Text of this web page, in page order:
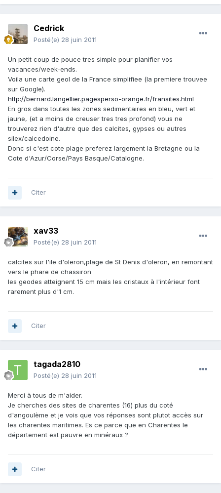
Cedrick
Posté(e) 28 juin 2011
Un petit coup de pouce tres simple pour planifier vos
vacances/week-ends.
Voila une carte geol de la France simplifiee (la premiere trouvee
sur Google).
http://bernard.langellier.pagesperso-orange.fr/fransites.html
En gros dans toutes les zones sedimentaires en bleu, vert et
jaune, (et a moins de creuser tres tres profond) vous ne
trouverez rien d'autre que des calcites, gypses ou autres
silex/calcedoine.
Donc si c'est cote plage preferez largement la Bretagne ou la
Cote d'Azur/Corse/Pays Basque/Catalogne.
Citer
xav33
Posté(e) 28 juin 2011
calcites sur l'ile d'oleron,plage de St Denis d'oleron, en remontant
vers le phare de chassiron
les geodes atteignent 15 cm mais les cristaux à l'intérieur font
rarement plus d'1 cm.
Citer
tagada2810
Posté(e) 28 juin 2011
Merci à tous de m'aider.
Je cherches des sites de charentes (16) plus du coté
d'angoulème et je vois que vos réponses sont plutot accès sur
les charentes maritimes. Es ce parce que en Charentes le
département est pauvre en minéraux ?
Citer